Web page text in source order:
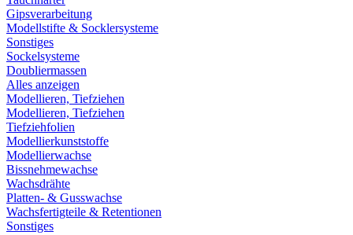
Gipsverarbeitung
Modellstifte & Socklersysteme
Sonstiges
Sockelsysteme
Doubliermassen
Alles anzeigen
Modellieren, Tiefziehen
Modellieren, Tiefziehen
Tiefziehfolien
Modellierkunststoffe
Modellierwachse
Bissnehmewachse
Wachsdrähte
Platten- & Gusswachse
Wachsfertigteile & Retentionen
Sonstiges